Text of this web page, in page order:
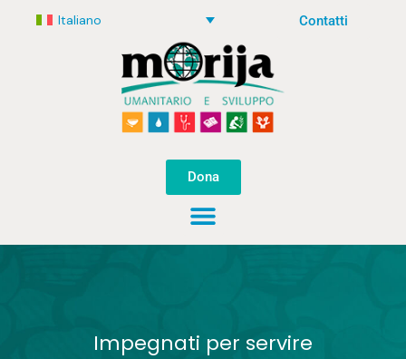
Contatti
Italiano
Dona
Impegnati per servire